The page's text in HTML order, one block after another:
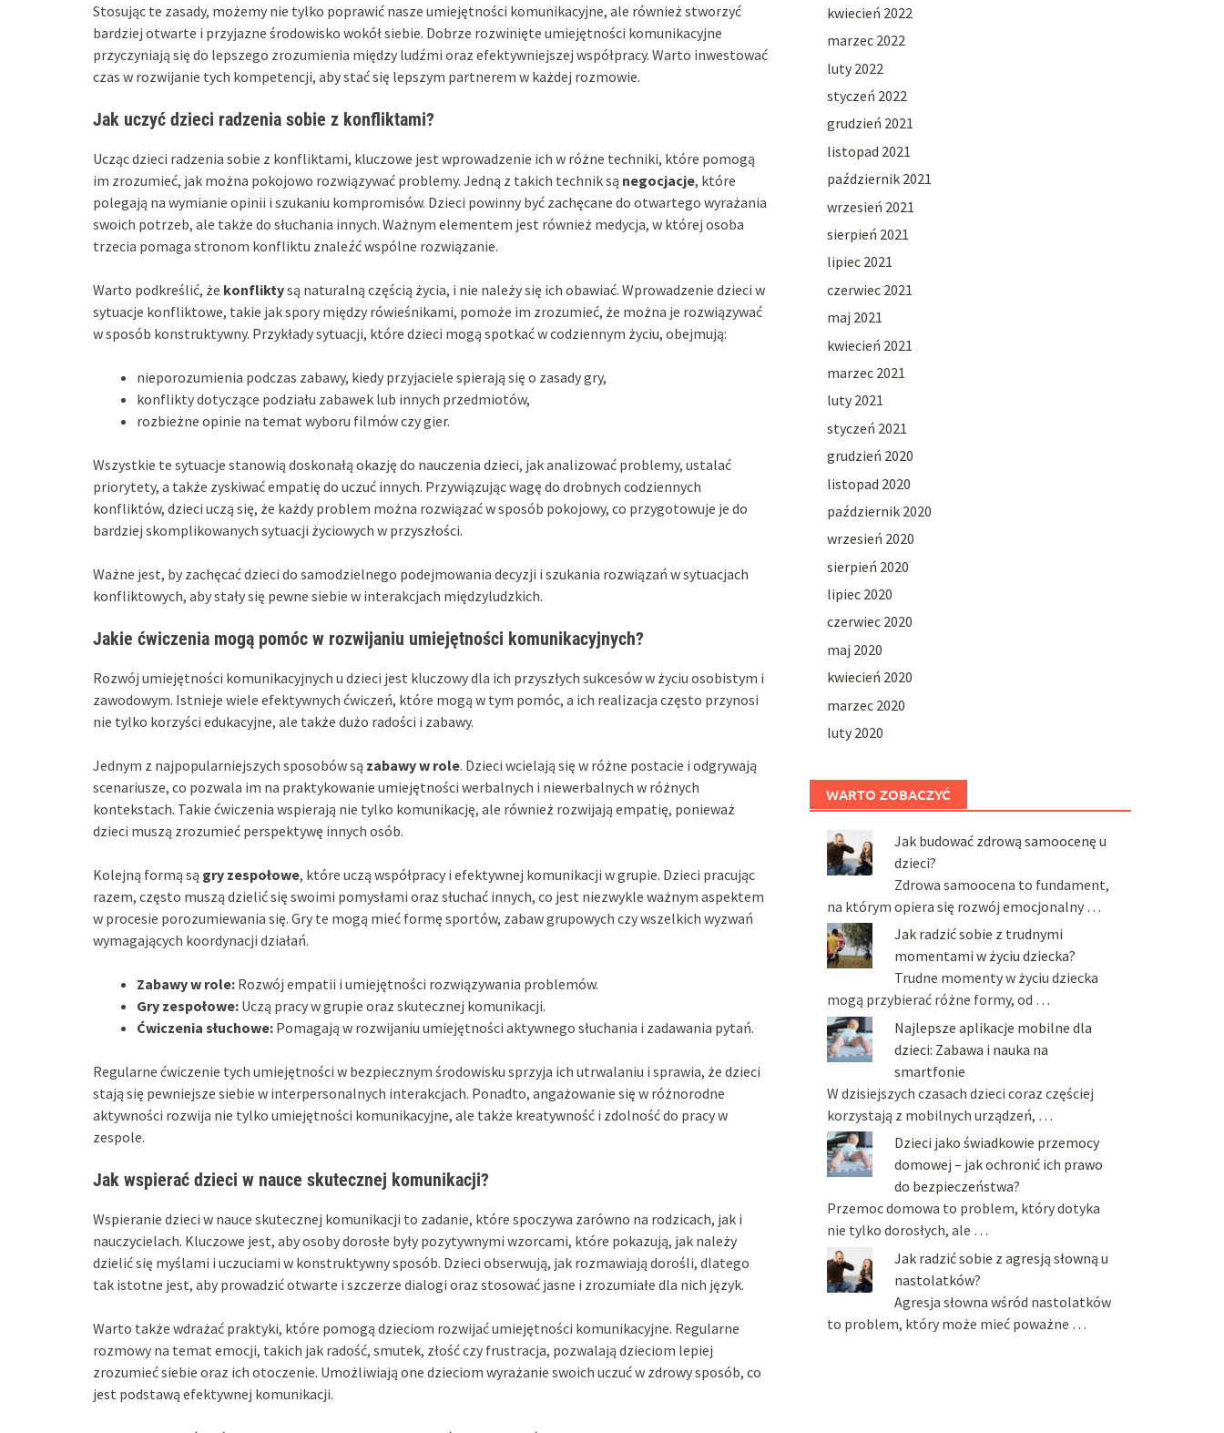
Stosując te zasady, możemy nie tylko poprawić nasze umiejętności komunikacyjne, ale również stworzyć
bardziej otwarte i przyjazne środowisko wokół siebie. Dobrze rozwinięte umiejętności komunikacyjne
przyczyniają się do lepszego zrozumienia między ludźmi oraz efektywniejszej współpracy. Warto inwestować
czas w rozwijanie tych kompetencji, aby stać się lepszym partnerem w każdej rozmowie.
Jak uczyć dzieci radzenia sobie z konfliktami?
Ucząc dzieci radzenia sobie z konfliktami, kluczowe jest wprowadzenie ich w różne techniki, które pomogą
im zrozumieć, jak można pokojowo rozwiązywać problemy. Jedną z takich technik są negocjacje, które
polegają na wymianie opinii i szukaniu kompromisów. Dzieci powinny być zachęcane do otwartego wyrażania
swoich potrzeb, ale także do słuchania innych. Ważnym elementem jest również medycja, w której osoba
trzecia pomaga stronom konfliktu znaleźć wspólne rozwiązanie.
Warto podkreślić, że konfliktysą naturalną częścią życia, i nie należy się ich obawiać. Wprowadzenie dzieci w
sytuacje konfliktowe, takie jak spory między rówieśnikami, pomoże im zrozumieć, że można je rozwiązywać
w sposób konstruktywny. Przykłady sytuacji, które dzieci mogą spotkać w codziennym życiu, obejmują:
nieporozumienia podczas zabawy, kiedy przyjaciele spierają się o zasady gry,
konflikty dotyczące podziału zabawek lub innych przedmiotów,
rozbieżne opinie na temat wyboru filmów czy gier.
Wszystkie te sytuacje stanowią doskonałą okazję do nauczenia dzieci, jak analizować problemy, ustalać
priorytety, a także zyskiwać empatię do uczuć innych. Przywiązując wagę do drobnych codziennych
konfliktów, dzieci uczą się, że każdy problem można rozwiązać w sposób pokojowy, co przygotowuje je do
bardziej skomplikowanych sytuacji życiowych w przyszłości.
Ważne jest, by zachęcać dzieci do samodzielnego podejmowania decyzji i szukania rozwiązań w sytuacjach
konfliktowych, aby stały się pewne siebie w interakcjach międzyludzkich.
Jakie ćwiczenia mogą pomóc w rozwijaniu umiejętności komunikacyjnych?
Rozwój umiejętności komunikacyjnych u dzieci jest kluczowy dla ich przyszłych sukcesów w życiu osobistym i
zawodowym. Istnieje wiele efektywnych ćwiczeń, które mogą w tym pomóc, a ich realizacja często przynosi
nie tylko korzyści edukacyjne, ale także dużo radości i zabawy.
Jednym z najpopularniejszych sposobów są zabawy w role. Dzieci wcielają się w różne postacie i odgrywają
scenariusze, co pozwala im na praktykowanie umiejętności werbalnych i niewerbalnych w różnych
kontekstach. Takie ćwiczenia wspierają nie tylko komunikację, ale również rozwijają empatię, ponieważ
dzieci muszą zrozumieć perspektywę innych osób.
Kolejną formą są gry zespołowe, które uczą współpracy i efektywnej komunikacji w grupie. Dzieci pracując
razem, często muszą dzielić się swoimi pomysłami oraz słuchać innych, co jest niezwykle ważnym aspektem
w procesie porozumiewania się. Gry te mogą mieć formę sportów, zabaw grupowych czy wszelkich wyzwań
wymagających koordynacji działań.
Zabawy w role: Rozwój empatii i umiejętności rozwiązywania problemów.
Gry zespołowe: Uczą pracy w grupie oraz skutecznej komunikacji.
Ćwiczenia słuchowe: Pomagają w rozwijaniu umiejętności aktywnego słuchania i zadawania pytań.
Regularne ćwiczenie tych umiejętności w bezpiecznym środowisku sprzyja ich utrwalaniu i sprawia, że dzieci
stają się pewniejsze siebie w interpersonalnych interakcjach. Ponadto, angażowanie się w różnorodne
aktywności rozwija nie tylko umiejętności komunikacyjne, ale także kreatywność i zdolność do pracy w
zespole.
Jak wspierać dzieci w nauce skutecznej komunikacji?
Wspieranie dzieci w nauce skutecznej komunikacji to zadanie, które spoczywa zarówno na rodzicach, jak i
nauczycielach. Kluczowe jest, aby osoby dorosłe były pozytywnymi wzorcami, które pokazują, jak należy
dzielić się myślami i uczuciami w konstruktywny sposób. Dzieci obserwują, jak rozmawiają dorośli, dlatego
tak istotne jest, aby prowadzić otwarte i szczerze dialogi oraz stosować jasne i zrozumiałe dla nich język.
Warto także wdrażać praktyki, które pomogą dzieciom rozwijać umiejętności komunikacyjne. Regularne
rozmowy na temat emocji, takich jak radość, smutek, złość czy frustracja, pozwalają dzieciom lepiej
zrozumieć siebie oraz ich otoczenie. Umożliwiają one dzieciom wyrażanie swoich uczuć w zdrowy sposób, co
jest podstawą efektywnej komunikacji.
kwiecień 2022
marzec 2022
luty 2022
styczeń 2022
grudzień 2021
listopad 2021
październik 2021
wrzesień 2021
sierpień 2021
lipiec 2021
czerwiec 2021
maj 2021
kwiecień 2021
marzec 2021
luty 2021
styczeń 2021
grudzień 2020
listopad 2020
październik 2020
wrzesień 2020
sierpień 2020
lipiec 2020
czerwiec 2020
maj 2020
kwiecień 2020
marzec 2020
luty 2020
WARTO ZOBACZYĆ
Jak budować zdrową samoocenę u
dzieci?
Zdrowa samoocena to fundament,
na którym opiera się rozwój emocjonalny …
Jak radzić sobie z trudnymi
momentami w życiu dziecka?
Trudne momenty w życiu dziecka
mogą przybierać różne formy, od …
Najlepsze aplikacje mobilne dla
dzieci: Zabawa i nauka na
smartfonie
W dzisiejszych czasach dzieci coraz częściej
korzystają z mobilnych urządzeń, …
Dzieci jako świadkowie przemocy
domowej – jak ochronić ich prawo
do bezpieczeństwa?
Przemoc domowa to problem, który dotyka
nie tylko dorosłych, ale …
Jak radzić sobie z agresją słowną u
nastolatków?
Agresja słowna wśród nastolatków
to problem, który może mieć poważne …